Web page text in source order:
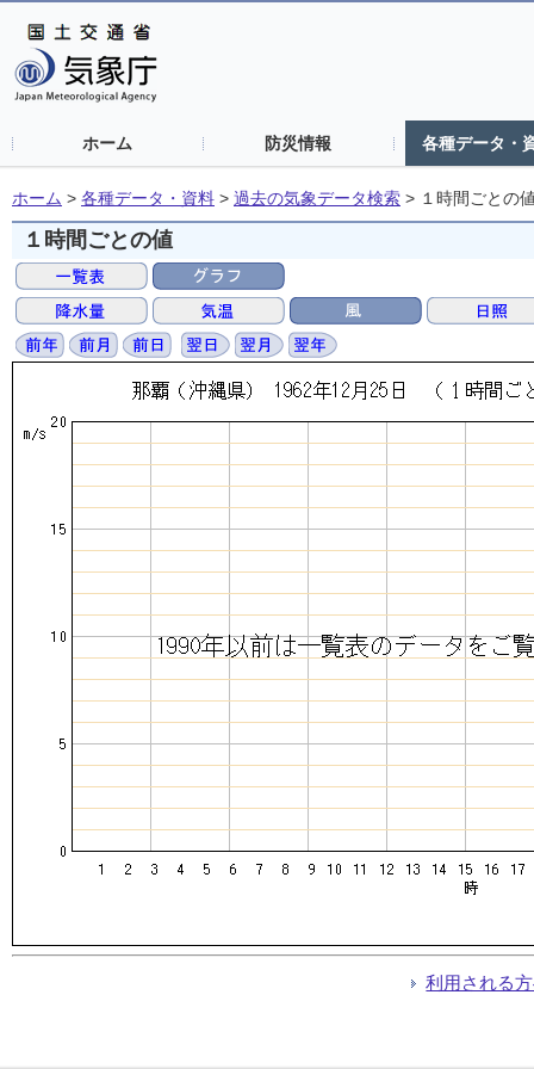
ホーム 防災情報 各種データ・
ホーム > 各種データ・資料 > 過去の気象データ検索 > １時間ごとの
１時間ごとの値
利用される